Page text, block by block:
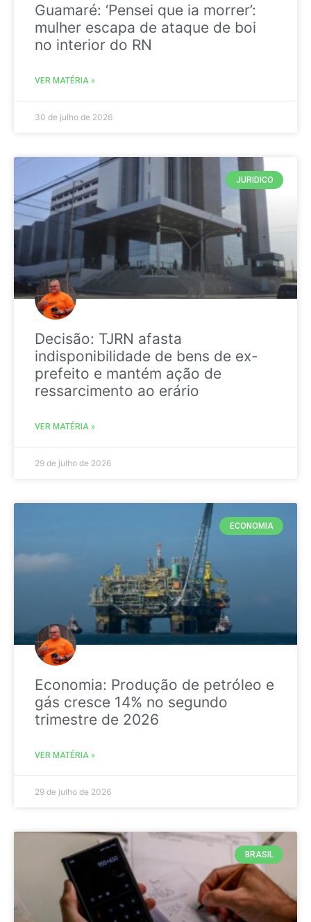
Guamaré: ‘Pensei que ia morrer’:
mulher escapa de ataque de boi
no interior do RN
VER MATÉRIA »
30 de julho de 2026
JURIDICO
Decisão: TJRN afasta
indisponibilidade de bens de ex-
prefeito e mantém ação de
ressarcimento ao erário
VER MATÉRIA »
29 de julho de 2026
ECONOMIA
Economia: Produção de petróleo e
gás cresce 14% no segundo
trimestre de 2026
VER MATÉRIA »
29 de julho de 2026
BRASIL